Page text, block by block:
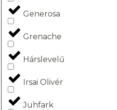
Generosa
Grenache
Hárslevelű
Irsai Olivér
Juhfark